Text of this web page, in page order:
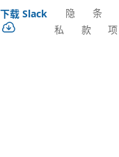
下载 Slack
隐
私
条
款
项